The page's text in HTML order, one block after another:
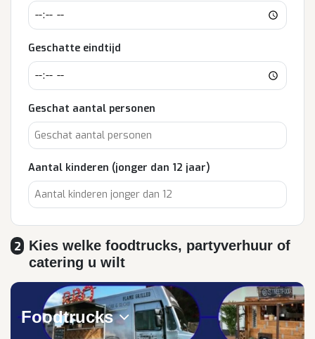
Geschatte eindtijd
Geschat aantal personen
Aantal kinderen (jonger dan 12 jaar)
2
Kies welke foodtrucks, partyverhuur of
catering u wilt
Foodtrucks